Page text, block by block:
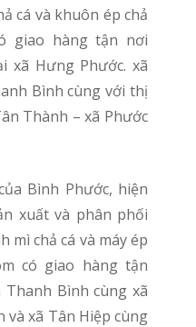
cá và khuôn ép chả
giao hàng tận nơi
xã Hưng Phước. xã
Bình cùng với thị
Thành – xã Phước
xuất và phân phối
mì chả cá và máy ép
có giao hàng tận
Bình cùng xã
và xã Tân Hiệp cùng